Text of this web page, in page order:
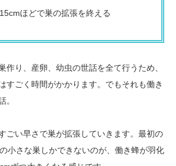
ほどで巣の拡張を終える
作り、産卵、幼虫の世話を全て行うため、
すごく時間がかかります。でもそれも働き
。
ごい早さで巣が拡張していきます。最初の
小さな巣しかできないのが、働き蜂が羽化